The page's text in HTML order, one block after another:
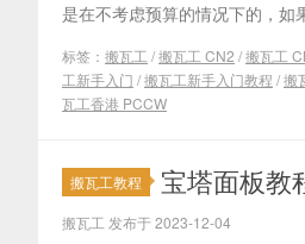
是在不考虑预算的情况下的，如
标签： 搬瓦工 /搬瓦工 CN2 /搬瓦工
工新手入门 /搬瓦工新手入门教程 /搬
瓦工香港 PCCW
搬瓦工教程 宝塔面板教
搬瓦工 发布于 2023-12-04